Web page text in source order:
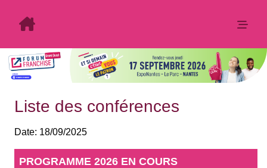
Liste des conférences
Date: 18/09/2025
PROGRAMME